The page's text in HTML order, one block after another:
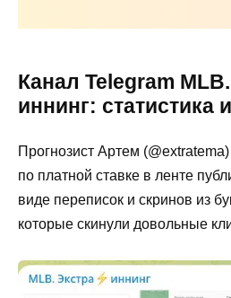
Канал Telegram
иннинг: статистика
Прогнозист Артем
по платной ставке в ленте
виде переписок и скринов из
которые скинули довольные